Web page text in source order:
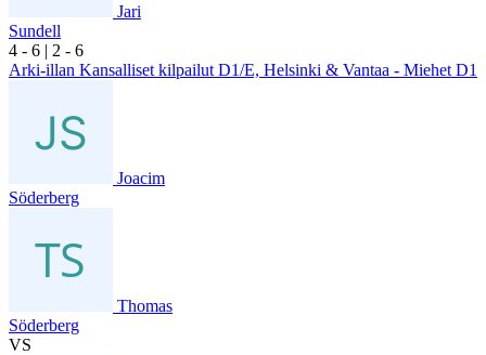
Jari
Sundell
4 - 6 | 2 - 6
Arki-illan Kansalliset kilpailut D1/E, Helsinki & Vantaa - Miehet D1
Joacim
Söderberg
Thomas
Söderberg
VS